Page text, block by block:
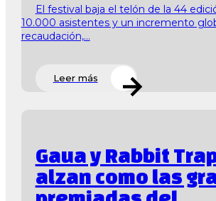
El festival baja el telón de la 44
10.000 asistentes y un incremento
recaudación,...
Leer más
Gaua y Rabbit
alzan como las